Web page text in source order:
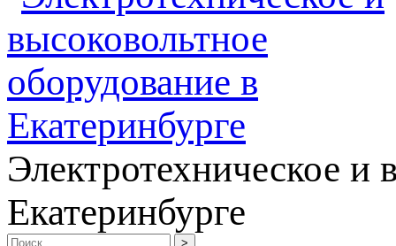
Электротехническое и
Екатеринбурге